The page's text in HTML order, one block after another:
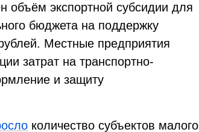
объём экспортной субсидии для
бюджета на поддержку
Местные предприятия
затрат на транспортно-
и защиту
количество субъектов малого